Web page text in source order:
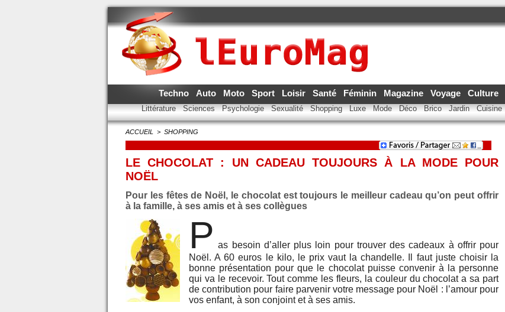
Techno Auto Moto Sport Loisir Santé Féminin Magazine Voyage Culture
Littérature Sciences Psychologie Sexualité Shopping Luxe Mode Déco Brico Jardin Cuisine
ACCUEIL > SHOPPING
LE CHOCOLAT : UN CADEAU TOUJOURS À LA MODE POUR
NOËL
Pour les fêtes de Noël, le chocolat est toujours le meilleur cadeau qu’on peut offrir
à la famille, à ses amis et à ses collègues
P as besoin d’aller plus loin pour trouver des cadeaux à offrir pour
Noël. A 60 euros le kilo, le prix vaut la chandelle. Il faut juste choisir la
bonne présentation pour que le chocolat puisse convenir à la personne
qui va le recevoir. Tout comme les fleurs, la couleur du chocolat a sa part
de contribution pour faire parvenir votre message pour Noël : l’amour pour
vos enfant, à son conjoint et à ses amis.